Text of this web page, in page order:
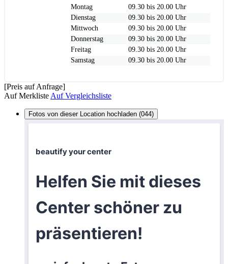
Montag
09.30 bis 20.00 Uhr
Dienstag
09.30 bis 20.00 Uhr
Mittwoch
09.30 bis 20.00 Uhr
Donnerstag
09.30 bis 20.00 Uhr
Freitag
09.30 bis 20.00 Uhr
Samstag
09.30 bis 20.00 Uhr
[Preis auf Anfrage]
Auf Merkliste Auf Vergleichsliste
Fotos von dieser Location hochladen (044)